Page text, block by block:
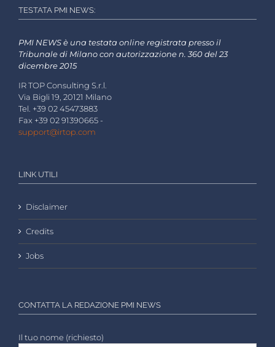
TESTATA PMI NEWS:
PMI NEWS è una testata online registrata presso il
Tribunale di Milano con autorizzazione n. 360 del 23
dicembre 2015
IR TOP Consulting S.r.l.
Via Bigli 19, 20121 Milano
Tel. +39 02 45473883
Fax +39 02 91390665 -
support@irtop.com
LINK UTILI
Disclaimer
Credits
Jobs
CONTATTA LA REDAZIONE PMI NEWS
Il tuo nome (richiesto)